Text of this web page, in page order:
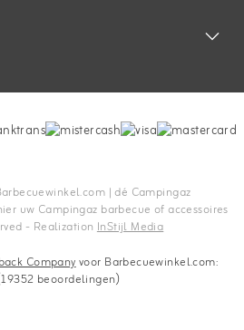
| dé Campingaz
uw Campingaz barbecue of accessoires
- Realization InStijl Media
Companyvoor Barbecuewinkel.com:
beoordelingen)